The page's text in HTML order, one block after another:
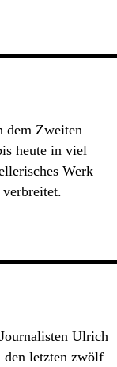
dem Zweiten
heute in viel
Werk
Ulrich
den letzten zwölf